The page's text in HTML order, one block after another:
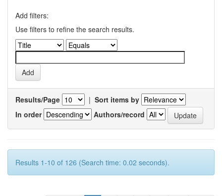
Add filters:
Use filters to refine the search results.
Results/Page | Sort items by
In order
Authors/record
Results 1-10 of 126 (Search time: 0.02 seconds).